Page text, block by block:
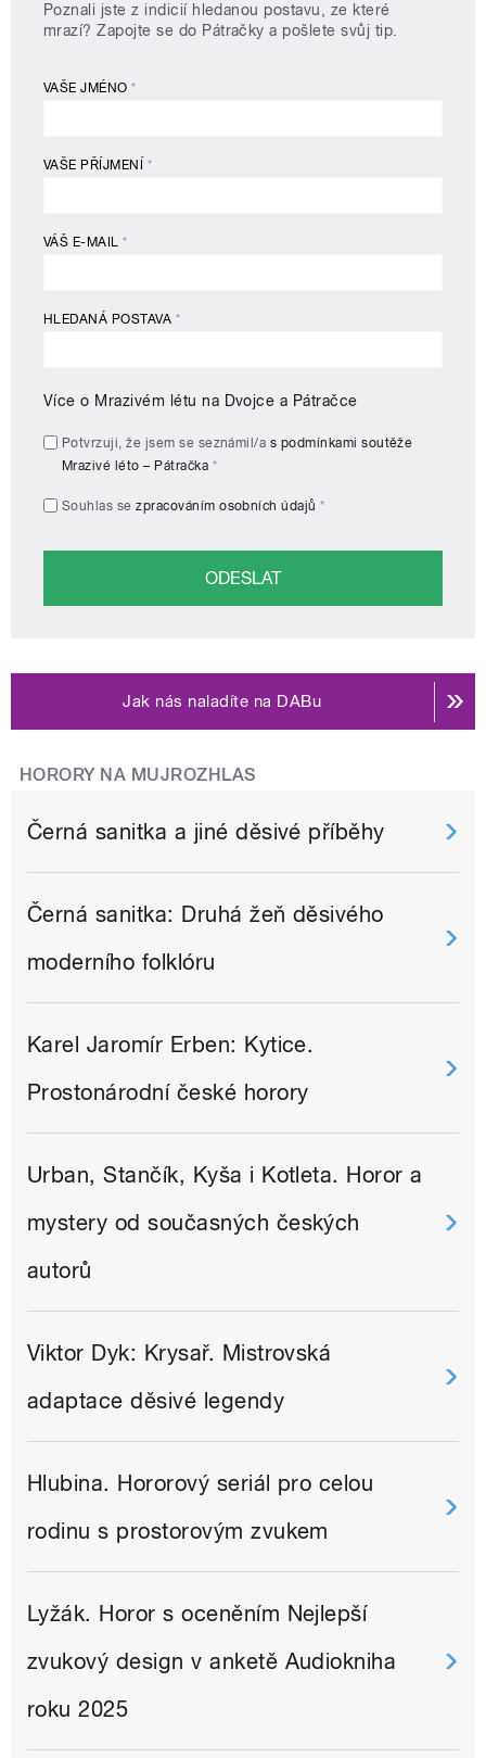
Poznali jste z indicií hledanou postavu, ze které
mrazí? Zapojte se do Pátračky a pošlete svůj tip.
VAŠE JMÉNO*
VAŠE PŘÍJMENÍ *
VÁŠ E-MAIL*
HLEDANÁ POSTAVA *
Více o Mrazivém létu na Dvojce a Pátračce
Potvrzuji, že jsem se seznámil/a s podmínkami soutěže
Mrazivé léto – Pátračka *
Souhlas sezpracováním osobních údajů *
Jak nás naladíte na DABu
HORORY NA MUJROZHLAS
Černá sanitka a jiné děsivé příběhy
Černá sanitka: Druhá žeň děsivého
moderního folklóru
Karel Jaromír Erben: Kytice.
Prostonárodní české horory
Urban, Stančík, Kyša i Kotleta. Horor a
mystery od současných českých
autorů
Viktor Dyk: Krysař. Mistrovská
adaptace děsivé legendy
Hlubina. Hororový seriál pro celou
rodinu s prostorovým zvukem
Lyžák. Horor s oceněním Nejlepší
zvukový design v anketě Audiokniha
roku 2025